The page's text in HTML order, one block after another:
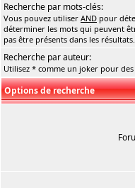
Recherche par mots-clés:
Vous pouvez utiliser AND pour
déterminer les mots qui peuvent
pas être présents dans les
Recherche par auteur:
Utilisez * comme un joker pour
Options de recherche